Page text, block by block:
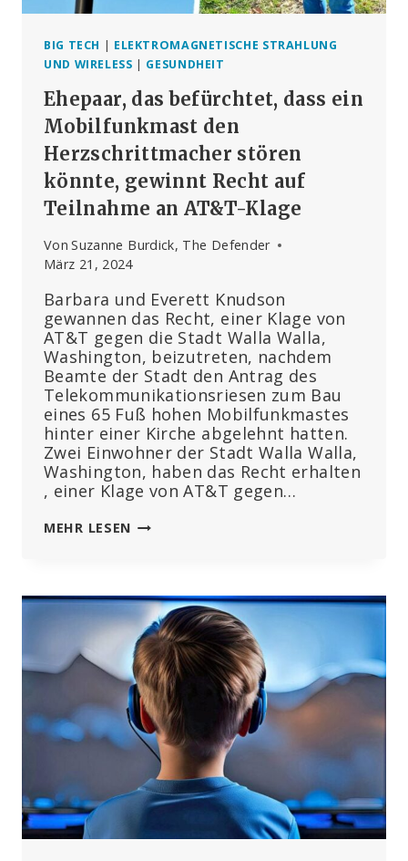
BIG TECH | ELEKTROMAGNETISCHE STRAHLUNG
UND WIRELESS | GESUNDHEIT
Ehepaar, das befürchtet, dass ein
Mobilfunkmast den
Herzschrittmacher stören
könnte, gewinnt Recht auf
Teilnahme an AT&T-Klage
Von Suzanne Burdick, The Defender
März 21, 2024
Barbara und Everett Knudson
gewannen das Recht, einer Klage von
AT&T gegen die Stadt Walla Walla,
Washington, beizutreten, nachdem
Beamte der Stadt den Antrag des
Telekommunikationsriesen zum Bau
eines 65 Fuß hohen Mobilfunkmastes
hinter einer Kirche abgelehnt hatten.
Zwei Einwohner der Stadt Walla Walla,
Washington, haben das Recht erhalten
, einer Klage von AT&T gegen…
MEHR LESEN EHEPAAR,
EIN
MOBILFUNKMAST
DEN
HERZSCHRITTMACHER
STÖREN
KÖNNTE,
GEWINNT
RECHT
AUF
TEILNAHME
AN
AT&T-
KLAGE